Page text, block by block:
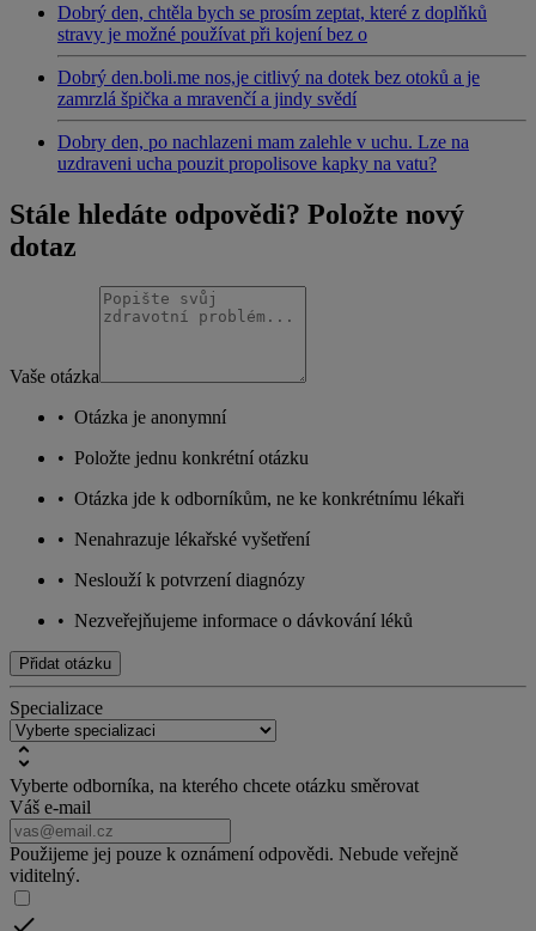
Dobrý den, chtěla bych se prosím zeptat, které z doplňků
stravy je možné používat při kojení bez o
Dobrý den.boli.me nos,je citlivý na dotek bez otoků a je
zamrzlá špička a mravenčí a jindy svědí
Dobry den, po nachlazeni mam zalehle v uchu. Lze na
uzdraveni ucha pouzit propolisove kapky na vatu?
Stále hledáte odpovědi? Položte nový
dotaz
Vaše otázka
• Otázka je anonymní
• Položte jednu konkrétní otázku
• Otázka jde k odborníkům, ne ke konkrétnímu lékaři
• Nenahrazuje lékařské vyšetření
• Neslouží k potvrzení diagnózy
• Nezveřejňujeme informace o dávkování léků
Přidat otázku
Specializace
Vyberte odborníka, na kterého chcete otázku směrovat
Váš e-mail
Použijeme jej pouze k oznámení odpovědi. Nebude veřejně
viditelný.